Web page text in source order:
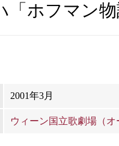
ホフマン物
2001年3月
ウィーン国立歌劇場（オ